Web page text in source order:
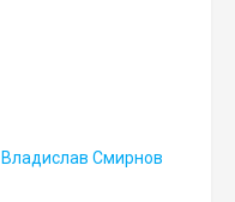
Владислав Смирнов